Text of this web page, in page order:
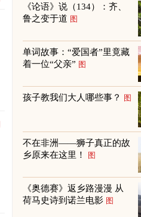
《论语》说（134）：齐、
鲁之变于道 图
单词故事：“爱国者”里竟藏
着一位“父亲” 图
孩子教我们大人哪些事？ 图
不在非洲——狮子真正的故
乡原来在这里！
图
《奥德赛》返乡路漫漫 从
荷马史诗到诺兰电影 图